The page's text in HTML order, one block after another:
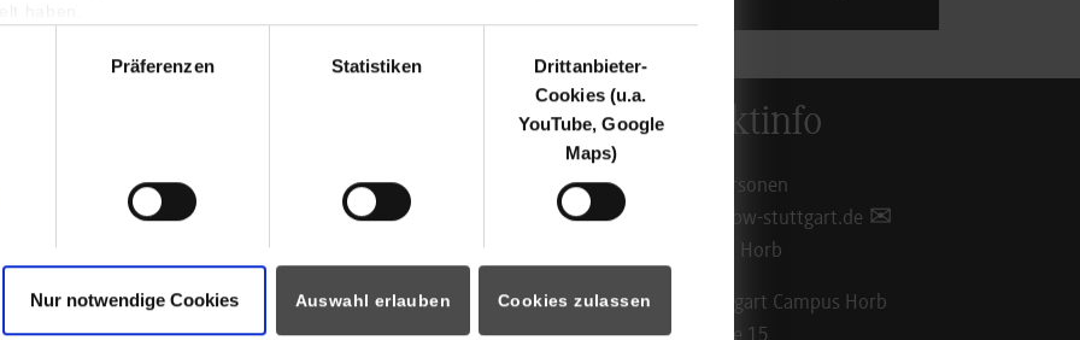
Präferenzen Statistiken
Drittanbieter-
Cookies (u.a.
YouTube, Google
Maps)
Nur notwendige Cookies Auswahl erlauben Cookies zulassen
Studierendenportale
moodle
Kontaktinfo
Ansprechpersonen
info@hb.dhbw-stuttgart.de
Standorte in Horb
DHBW Stuttgart Campus Horb